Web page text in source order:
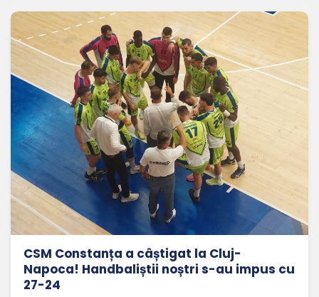
CSM Constanța a câștigat la Cluj-
Napoca! Handbaliștii noștri s-au impus cu
27-24